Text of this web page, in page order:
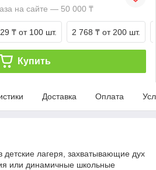
на сайте — 50 000 ₸
₸ от 100 шт. 2 768 ₸ от 200 шт.
Купить
Доставка Оплата
детские лагеря, захватывающие дух
или динамичные школьные